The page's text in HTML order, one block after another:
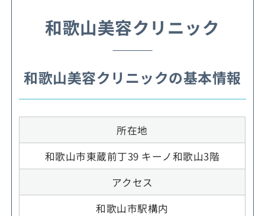
和歌山美容クリニック
和歌山美容クリニックの基本情報
所在地
和歌山市東蔵前丁39 キーノ和歌山3階
アクセス
和歌山市駅構内